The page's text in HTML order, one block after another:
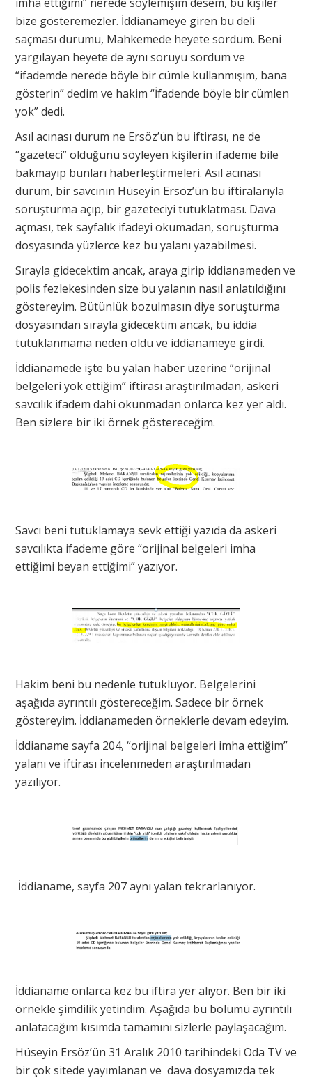
imha ettiğimi” nerede söylemişim desem, bu kişiler
bize gösteremezler. İddianameye giren bu deli
saçması durumu, Mahkemede heyete sordum. Beni
yargılayan heyete de aynı soruyu sordum ve
“ifademde nerede böyle bir cümle kullanmışım, bana
gösterin” dedim ve hakim “İfadende böyle bir cümlen
yok” dedi.
Asıl acınası durum ne Ersöz’ün bu iftirası, ne de
“gazeteci” olduğunu söyleyen kişilerin ifademe bile
bakmayıp bunları haberleştirmeleri. Asıl acınası
durum, bir savcının Hüseyin Ersöz’ün bu iftiralarıyla
soruşturma açıp, bir gazeteciyi tutuklatması. Dava
açması, tek sayfalık ifadeyi okumadan, soruşturma
dosyasında yüzlerce kez bu yalanı yazabilmesi.
Sırayla gidecektim ancak, araya girip iddianameden ve
polis fezlekesinden size bu yalanın nasıl anlatıldığını
göstereyim. Bütünlük bozulmasın diye soruşturma
dosyasından sırayla gidecektim ancak, bu iddia
tutuklanmama neden oldu ve iddianameye girdi.
İddianamede işte bu yalan haber üzerine “orijinal
belgeleri yok ettiğim” iftirası araştırılmadan, askeri
savcılık ifadem dahi okunmadan onlarca kez yer aldı.
Ben sizlere bir iki örnek göstereceğim.
Savcı beni tutuklamaya sevk ettiği yazıda da askeri
savcılıkta ifademe göre “orijinal belgeleri imha
ettiğimi beyan ettiğimi” yazıyor.
Hakim beni bu nedenle tutukluyor. Belgelerini
aşağıda ayrıntılı göstereceğim. Sadece bir örnek
göstereyim. İddianameden örneklerle devam edeyim.
İddianame sayfa 204, “orijinal belgeleri imha ettiğim”
yalanı ve iftirası incelenmeden araştırılmadan
yazılıyor.
İddianame, sayfa 207 aynı yalan tekrarlanıyor.
İddianame onlarca kez bu iftira yer alıyor. Ben bir iki
örnekle şimdilik yetindim. Aşağıda bu bölümü ayrıntılı
anlatacağım kısımda tamamını sizlerle paylaşacağım.
Hüseyin Ersöz’ün 31 Aralık 2010 tarihindeki Oda TV ve
bir çok sitede yayımlanan ve dava dosyamızda tek